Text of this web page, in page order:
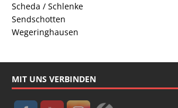
Scheda / Schlenke
Sendschotten
Wegeringhausen
MIT UNS VERBINDEN